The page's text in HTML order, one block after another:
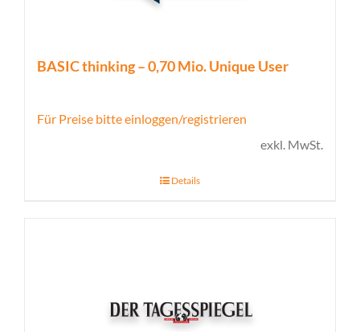
BASIC thinking – 0,70 Mio. Unique User
Für Preise bitte einloggen/registrieren
exkl. MwSt.
Details